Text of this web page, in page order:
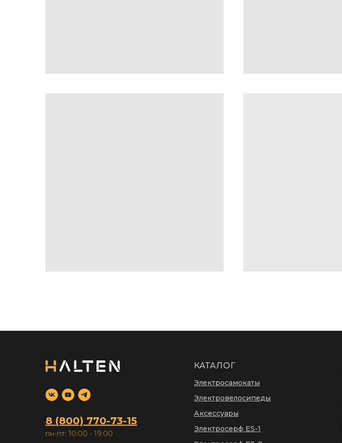
8 (800) 770-73-15
пн-пт: 10:00 - 19:00
КАТАЛОГ
Электросамокаты
Электровелосипеды
Аксессуары
Электросерф ES-1